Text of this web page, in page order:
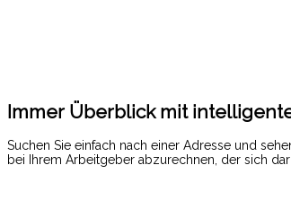
Immer Überblick mit
Suchen Sie einfach nach einer Adresse und
bei Ihrem Arbeitgeber abzurechnen, der sich